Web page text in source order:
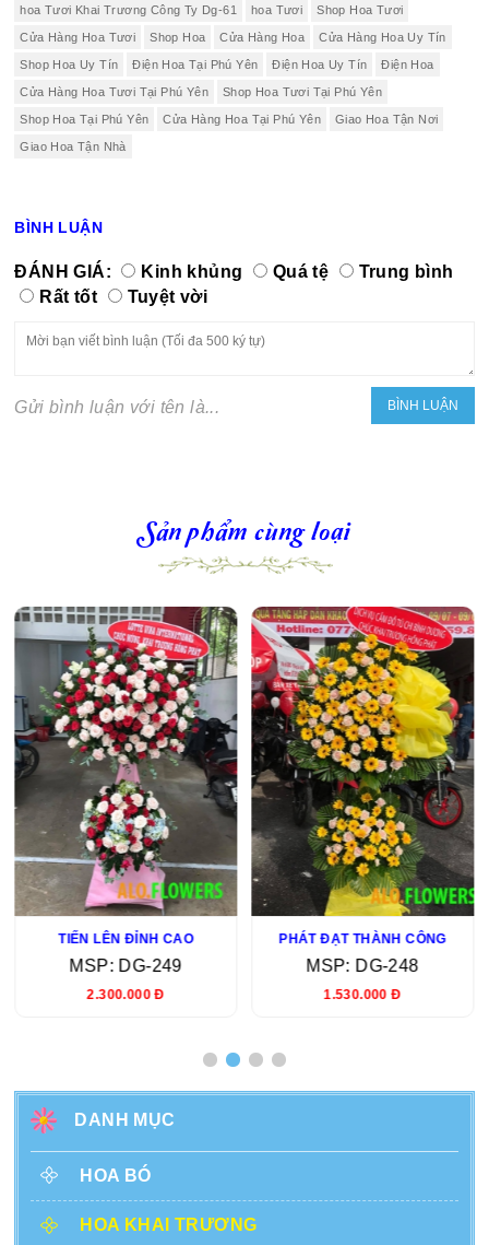
hoa Tươi Khai Trương Công Ty Dg-61 hoa Tươi Shop Hoa Tươi
Cửa Hàng Hoa Tươi Shop Hoa Cửa Hàng Hoa Cửa Hàng Hoa Uy Tín
Shop Hoa Uy Tín Điện Hoa Tại Phú Yên Điện Hoa Uy Tín Điện Hoa
Cửa Hàng Hoa Tươi Tại Phú Yên Shop Hoa Tươi Tại Phú Yên
Shop Hoa Tại Phú Yên Cửa Hàng Hoa Tại Phú Yên Giao Hoa Tận Nơi
Giao Hoa Tận Nhà
BÌNH LUẬN
ĐÁNH GIÁ: Kinh khủng Quá tệ
Trung bình
Rất tốt
Tuyệt vời
Gửi bình luận với tên là...
Sản phẩm cùng loại
TIẾN LÊN ĐỈNH CAO
MSP: DG-249
2.300.000 Đ
PHÁT ĐẠT THÀNH CÔNG
MSP: DG-248
1.530.000 Đ
DANH MỤC
HOA BÓ
HOA KHAI TRƯƠNG